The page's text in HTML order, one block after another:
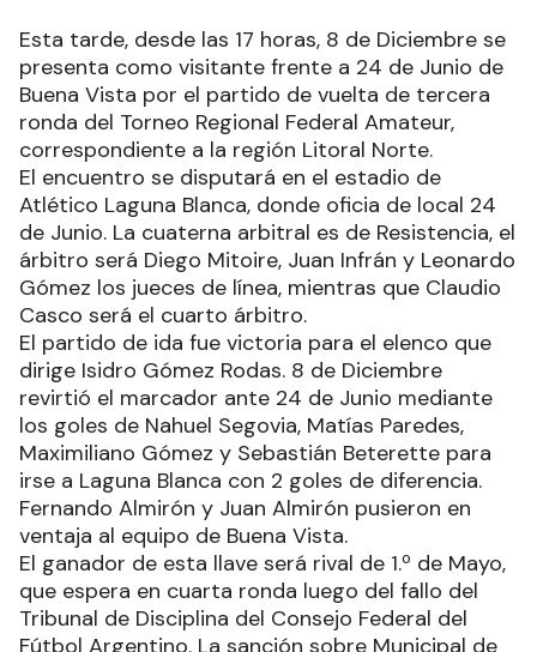
Esta tarde, desde las 17 horas, 8 de Diciembre se
presenta como visitante frente a 24 de Junio de
Buena Vista por el partido de vuelta de tercera
ronda del Torneo Regional Federal Amateur,
correspondiente a la región Litoral Norte.
El encuentro se disputará en el estadio de
Atlético Laguna Blanca, donde oficia de local 24
de Junio. La cuaterna arbitral es de Resistencia, el
árbitro será Diego Mitoire, Juan Infrán y Leonardo
Gómez los jueces de línea, mientras que Claudio
Casco será el cuarto árbitro.
El partido de ida fue victoria para el elenco que
dirige Isidro Gómez Rodas. 8 de Diciembre
revirtió el marcador ante 24 de Junio mediante
los goles de Nahuel Segovia, Matías Paredes,
Maximiliano Gómez y Sebastián Beterette para
irse a Laguna Blanca con 2 goles de diferencia.
Fernando Almirón y Juan Almirón pusieron en
ventaja al equipo de Buena Vista.
El ganador de esta llave será rival de 1.º de Mayo,
que espera en cuarta ronda luego del fallo del
Tribunal de Disciplina del Consejo Federal del
Fútbol Argentino. La sanción sobre Municipal de